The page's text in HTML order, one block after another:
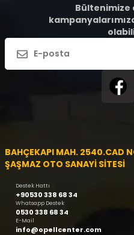
Bültenimize
BAHÇEKAPI MAH. 2540.CAD
ŞAŞMAZ OTO SANAYİ SİTESİ
Destek Hattı
+90530 338 68 34
Whatsapp Destek
0530 338 68 34
E-Mail
info@opellcenter.com